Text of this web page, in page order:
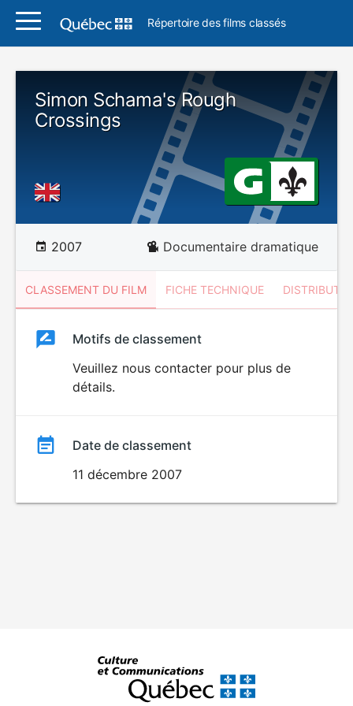
Répertoire des films classés
Simon Schama's Rough
Crossings
2007 Documentaire dramatique
CLASSEMENT DU FILM FICHE TECHNIQUE
ClassementClassement
Motifs de classement
Veuillez nous contacter pour plus de
détails.
Date de classement
11 décembre 2007